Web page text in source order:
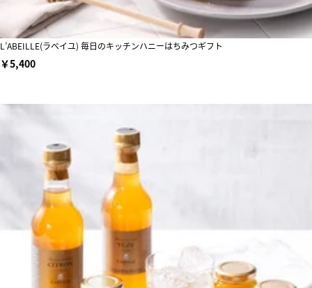
L’ABEILLE(ラベイユ) 毎日のキッチンハニーはちみつギフト
￥5,400